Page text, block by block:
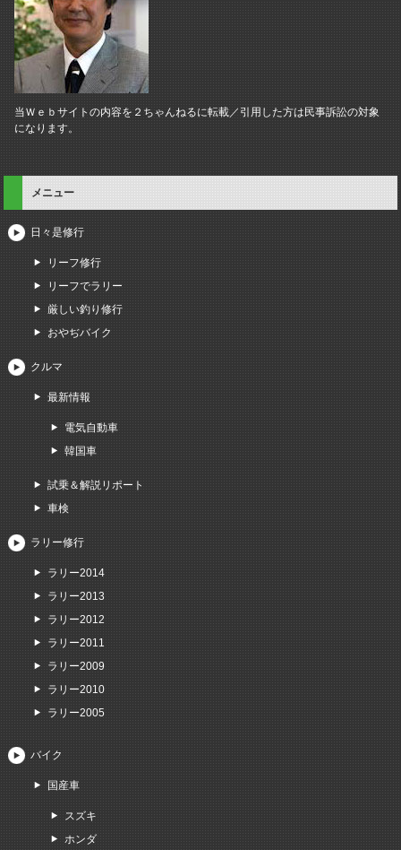
当Ｗｅｂサイトの内容を２ちゃんねるに転載／引用した方は民事訴訟の対象
になります。
メニュー
日々是修行
リーフ修行
リーフでラリー
厳しい釣り修行
おやぢバイク
クルマ
最新情報
電気自動車
韓国車
試乗＆解説リポート
車検
ラリー修行
ラリー2014
ラリー2013
ラリー2012
ラリー2011
ラリー2009
ラリー2010
ラリー2005
バイク
国産車
スズキ
ホンダ